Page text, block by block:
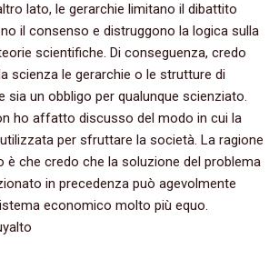
lato,‭ ‬le gerarchie limitano il dibattito
il consenso e distruggono la logica sulla
scientifiche.‭ ‬Di conseguenza,‭ ‬credo
scienza le gerarchie o le strutture di
sia un obbligo per qualunque scienziato.
ho affatto discusso del modo in cui la
per sfruttare la società.‭ ‬La ragione
è che credo che la soluzione del problema
in precedenza può agevolmente
economico molto più equo.